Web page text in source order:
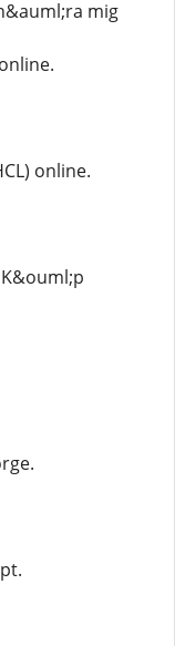
mig
online.